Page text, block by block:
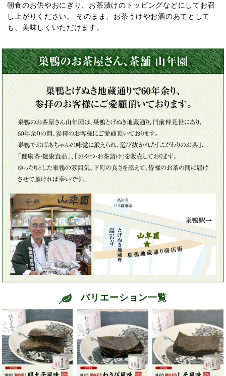
朝食のお供やおにぎり、お茶漬けのトッピングなどにしてお召
し上がりください。 そのまま、お茶うけやお酒のあてとして
も、美味しくいただけます。